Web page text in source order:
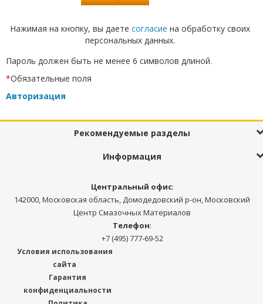
Нажимая на кнопку, вы даете согласие на обработку своих
персональных данных.
Пароль должен быть не менее 6 символов длиной.
*Обязательные поля
Авторизация
Рекомендуемые разделы
Информация
Центральный офис:
142000, Московская область, Домодедовский р-он, Московский
Центр Смазочных Материалов
Телефон:
+7 (495) 777-69-52
Условия использования
сайта
Гарантия
конфиденциальности